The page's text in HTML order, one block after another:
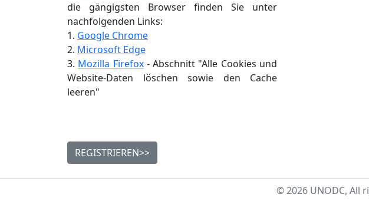
die gängigsten Browser finden Sie unter
nachfolgenden Links:
1. Google Chrome
2. Microsoft Edge
3. Mozilla Firefox- Abschnitt "Alle Cookies und
Website-Daten löschen sowie den Cache
leeren"
REGISTRIEREN>>
© 2026 UNODC, All